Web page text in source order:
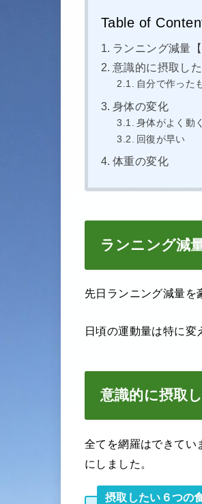
Table of
ランニング減量
意識的に摂取し
自分で作った
身体の変化
身体がよく動く
回復が早い
体重の変化
ランニング減
先日ランニング減量を
日頃の運動量は特に変
意識的に摂取
全てを網羅はできてい
にしました。
摂取したい６つの